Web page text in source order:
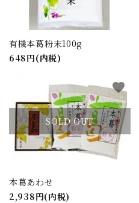
有機本葛粉末100g
648円(内税)
SOLD OUT
本葛あわせ
2,938円(内税)
favorite
カテゴリー